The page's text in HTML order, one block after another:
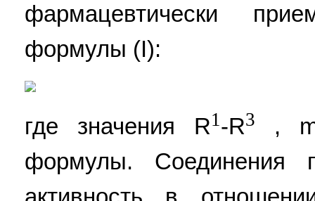
фармацевтически
формулы (I):
где значения R1-R3
, m
формулы. Соединения